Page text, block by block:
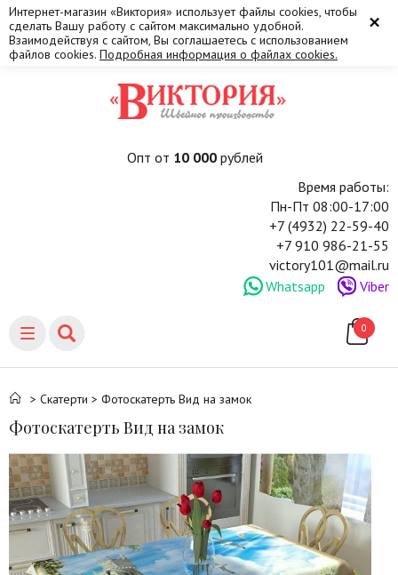
×
Интернет-магазин «Виктория» использует файлы cookies, чтобы
сделать Вашу работу с сайтом максимально удобной.
Взаимодействуя с сайтом, Вы соглашаетесь с использованием
файлов cookies. Подробная информация о файлах cookies.
Опт от 10 000рублей
Время работы:
Пн-Пт 08:00-17:00
+7 (4932) 22-59-40
+7 910 986-21-55
victory101@mail.ru
Whatsapp
Viber
0
> Скатерти > Фотоскатерть Вид на замок
Фотоскатерть Вид на замок